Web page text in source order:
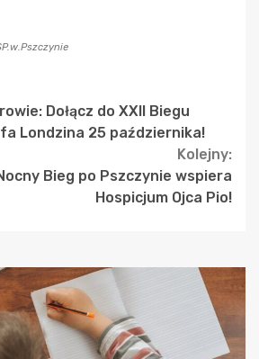
Dołącz do XXII Biegu
Londzina 25 października!
Kolejny:
Bieg po Pszczynie wspiera
Hospicjum Ojca Pio!